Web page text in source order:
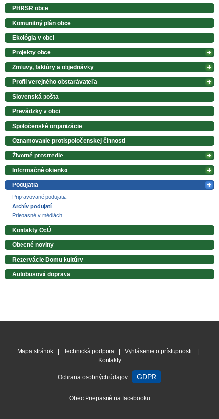
PHRSR obce
Komunitný plán obce
Ekológia v obci
Projekty obce
Zmluvy, faktúry a objednávky
Profil verejného obstarávateľa
Slovenská pošta
Prevádzky v obci
Spoločenské organizácie
Oznamovanie protispoločenskej činnosti
Životné prostredie
Informačné okienko
Podujatia
Pripravované podujatia
Archív podujatí
Priepasné v médiách
Kontakty OcÚ
Obecné noviny
Rezervácie Domu kultúry
Autobusová doprava
Mapa stránok | Technická podpora | Vyhlásenie o prístupnosti
|
Kontakty
Ochrana osobných údajov GDPR
Obec Priepasné na facebooku